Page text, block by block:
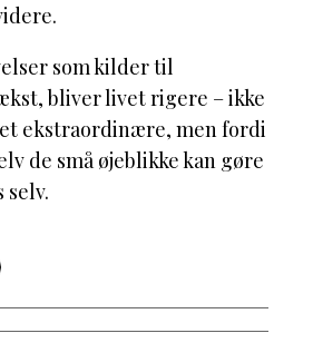
som kilder til
bliver livet rigere – ikke
ekstraordinære, men fordi
de små øjeblikke kan gøre
selv.